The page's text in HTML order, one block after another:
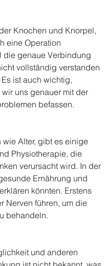
Knochen und Knorpel,
eine Operation
die genaue Verbindung
vollständig verstanden
ist auch wichtig,
uns genauer mit der
befassen.
wie Alter, gibt es einige
Physiotherapie, die
verursacht wird. In der
Ernährung und
könnten. Erstens
Nerven führen, um die
behandeln.
und anderen